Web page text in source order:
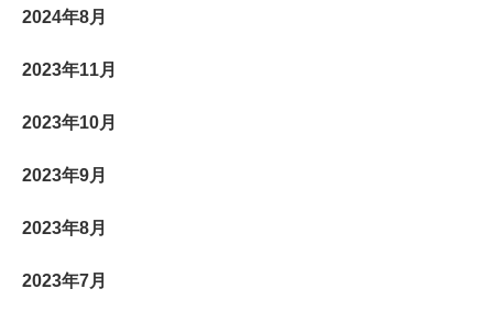
2024年8月
2023年11月
2023年10月
2023年9月
2023年8月
2023年7月